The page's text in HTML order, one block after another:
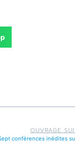
OUVRAGE
conférences inédites